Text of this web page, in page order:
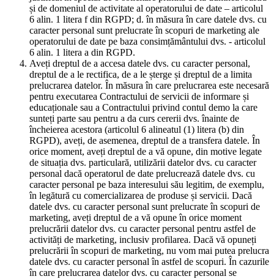
și de domeniul de activitate al operatorului de date – articolul
6 alin. 1 litera f din RGPD; d. în măsura în care datele dvs. cu
caracter personal sunt prelucrate în scopuri de marketing ale
operatorului de date pe baza consimțământului dvs. - articolul
6 alin. 1 litera a din RGPD.
Aveți dreptul de a accesa datele dvs. cu caracter personal,
dreptul de a le rectifica, de a le șterge și dreptul de a limita
prelucrarea datelor. În măsura în care prelucrarea este necesară
pentru executarea Contractului de servicii de informare și
educaționale sau a Contractului privind contul demo la care
sunteți parte sau pentru a da curs cererii dvs. înainte de
încheierea acestora (articolul 6 alineatul (1) litera (b) din
RGPD), aveți, de asemenea, dreptul de a transfera datele. În
orice moment, aveți dreptul de a vă opune, din motive legate
de situația dvs. particulară, utilizării datelor dvs. cu caracter
personal dacă operatorul de date prelucrează datele dvs. cu
caracter personal pe baza interesului său legitim, de exemplu,
în legătură cu comercializarea de produse și servicii. Dacă
datele dvs. cu caracter personal sunt prelucrate în scopuri de
marketing, aveți dreptul de a vă opune în orice moment
prelucrării datelor dvs. cu caracter personal pentru astfel de
activități de marketing, inclusiv profilarea. Dacă vă opuneți
prelucrării în scopuri de marketing, nu vom mai putea prelucra
datele dvs. cu caracter personal în astfel de scopuri. În cazurile
în care prelucrarea datelor dvs. cu caracter personal se